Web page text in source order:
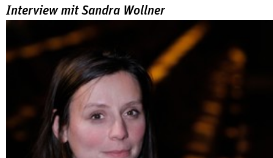
Interview mit Sandra Wollner